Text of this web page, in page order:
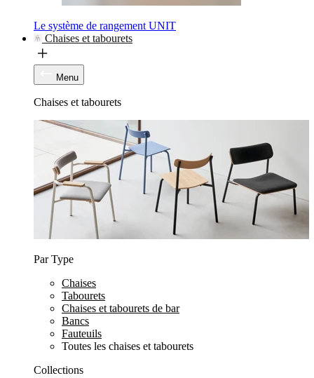
Le système de rangement UNIT
Chaises et tabourets
Menu
Chaises et tabourets
Par Type
Chaises
Tabourets
Chaises et tabourets de bar
Bancs
Fauteuils
Toutes les chaises et tabourets
Collections